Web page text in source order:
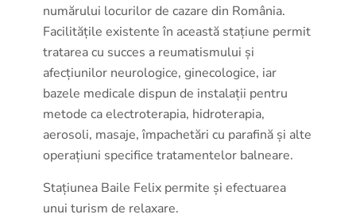
numărului locurilor de cazare din România.
Facilitățile existente în această stațiune permit
tratarea cu succes a reumatismului și
afecțiunilor neurologice, ginecologice, iar
bazele medicale dispun de instalații pentru
metode ca electroterapia, hidroterapia,
aerosoli, masaje, împachetări cu parafină și alte
operațiuni specifice tratamentelor balneare.
Stațiunea Baile Felix permite și efectuarea
unui turism de relaxare.